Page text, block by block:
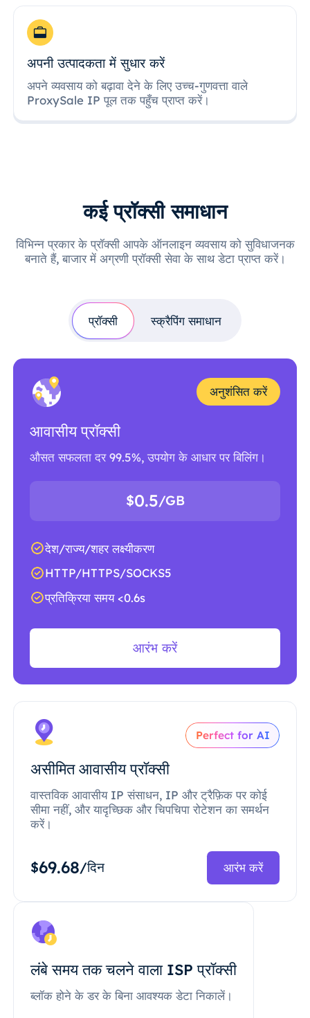
अपनी उत्पादकता में सुधार करें
अपने व्यवसाय को बढ़ावा देने के लिए उच्च-गुणवत्ता वाले
ProxySale IP पूल तक पहुँच प्राप्त करें।
कई प्रॉक्सी समाधान
विभिन्न प्रकार के प्रॉक्सी आपके ऑनलाइन व्यवसाय को सुविधाजनक
बनाते हैं, बाजार में अग्रणी प्रॉक्सी सेवा के साथ डेटा प्राप्त करें।
प्रॉक्सी स्क्रैपिंग समाधान
अनुशंसित करें
आवासीय प्रॉक्सी
औसत सफलता दर 99.5%, उपयोग के आधार पर बिलिंग।
$0.5/GB
देश/राज्य/शहर लक्ष्यीकरण
HTTP/HTTPS/SOCKS5
प्रतिक्रिया समय <0.6s
आरंभ करें
Perfect for AI
असीमित आवासीय प्रॉक्सी
वास्तविक आवासीय IP संसाधन, IP और ट्रैफ़िक पर कोई
सीमा नहीं, और यादृच्छिक और चिपचिपा रोटेशन का समर्थन
करें।
$69.68/दिन आरंभ करें
लंबे समय तक चलने वाला ISP प्रॉक्सी
ब्लॉक होने के डर के बिना आवश्यक डेटा निकालें।